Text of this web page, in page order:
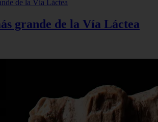
grande de la Vía Láctea